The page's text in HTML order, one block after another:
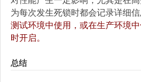
为每次发生死锁时都会记录详细信
测试环境中使用，或在生产环境
时开启。
总结